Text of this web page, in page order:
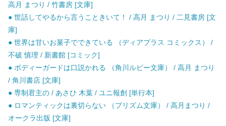
高月 まつり / 竹書房 [文庫]
● 世話してやるから言うこときいて！ / 高月 まつり / 二見書房 [文
庫]
● 世界は甘いお菓子でできている （ディアプラス コミックス） /
不破 慎理 / 新書館 [コミック]
● ボディーガードは口説かれる （角川ルビー文庫） / 高月 まつり
/ 角川書店 [文庫]
● 専制君主の / あさひ 木葉 / ユニ報創 [単行本]
● ロマンティックは裏切らない （プリズム文庫） / 高月まつり /
オークラ出版 [文庫]